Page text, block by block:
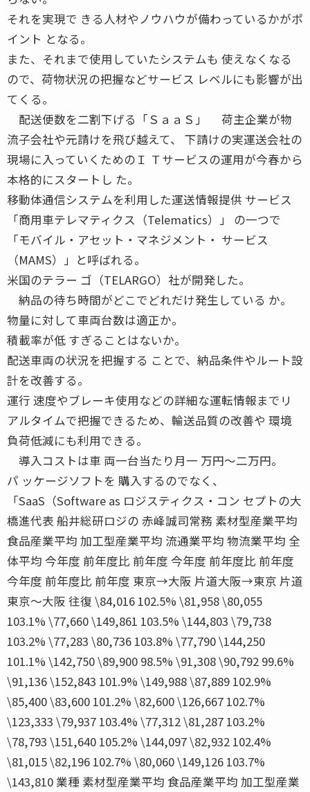
それを実現で きる人材やノウハウが備わっているかがポ
イント となる。
また、それまで使用していたシステムも 使えなくなる
ので、荷物状況の把握などサービス レベルにも影響が出
てくる。
配送便数を二割下げる「ＳａａＳ」 荷主企業が物
流子会社や元請けを飛び越えて、 下請けの実運送会社の
現場に入っていくためのＩ Ｔサービスの運用が今春から
本格的にスタートし た。
移動体通信システムを利用した運送情報提供 サービス
「商用車テレマティクス（Telematics）」 の一つで
「モバイル・アセット・マネジメント・ サービス
（MAMS）」と呼ばれる。
米国のテラー ゴ（TELARGO）社が開発した。
納品の待ち時間がどこでどれだけ発生している か。
物量に対して車両台数は適正か。
積載率が低 すぎることはないか。
配送車両の状況を把握する ことで、納品条件やルート設
計を改善する。
運行 速度やブレーキ使用などの詳細な運転情報までリ
アルタイムで把握できるため、輸送品質の改善や 環境
負荷低減にも利用できる。
導入コストは車 両一台当たり月一 万円〜二万円。
パ ッケージソフトを 購入するのでなく、
「SaaS（Software as ロジスティクス・コン セプトの大
橋進代表 船井総研ロジの 赤峰誠司常務 素材型産業平均
食品産業平均 加工型産業平均 流通業平均 物流業平均 全
体平均 今年度 前年度比 前年度 今年度 前年度比 前年度
今年度 前年度比 前年度 東京→大阪 片道大阪→東京 片道
東京〜大阪 往復 \84,016 102.5% \81,958 \80,055
103.1% \77,660 \149,861 103.5% \144,803 \79,738
103.2% \77,283 \80,736 103.8% \77,790 \144,250
101.1% \142,750 \89,900 98.5% \91,308 \90,792 99.6%
\91,136 \152,843 101.9% \149,988 \87,889 102.9%
\85,400 \83,600 101.2% \82,600 \126,667 102.7%
\123,333 \79,937 103.4% \77,312 \81,287 103.2%
\78,793 \151,640 105.2% \144,097 \82,932 102.4%
\81,015 \82,196 102.7% \80,060 \149,126 103.7%
\143,810 業種 素材型産業平均 食品産業平均 加工型産業